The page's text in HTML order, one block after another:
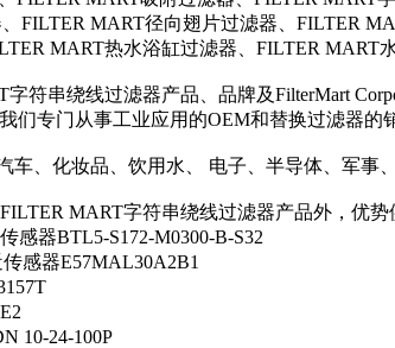
FILTER MART径向翅片过滤器、FILTER
MART热水浴缸过滤器、FILTER MART
符串绕线过滤器产品、品牌及FilterMart
们专门从事工业应用的OEM和替换过滤器
车、化妆品、饮用水、 电子、半导体、军
MART字符串绕线过滤器产品外，优势
感器BTL5-S172-M0300-B-S32
传感器E57MAL30A2B1
10-24-100P